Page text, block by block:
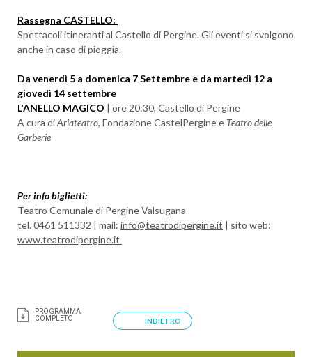
Rassegna CASTELLO:
Spettacoli itineranti al Castello di Pergine. Gli eventi si svolgono
anche in caso di pioggia.
Da venerdì 5 a domenica 7 Settembre e da martedì 12 a
giovedì 14 settembre
L'ANELLO MAGICO | ore 20:30, Castello di Pergine
A cura diAriateatro, Fondazione CastelPergine e Teatro delle
Garberie
Per info biglietti:
Teatro Comunale di Pergine Valsugana
tel. 0461 511332 | mail: info@teatrodipergine.it | sito web:
www.teatrodipergine.it
PROGRAMMA
COMPLETO
INDIETRO